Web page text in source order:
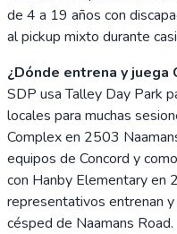
de 4 a 19 años con
al pickup mixto durante
¿Dónde entrena y juega
SDP usa Talley Day Park
locales para muchas
Complex en 2503
equipos de Concord y
con Hanby Elementary en
representativos entrenan
césped de Naamans Road.